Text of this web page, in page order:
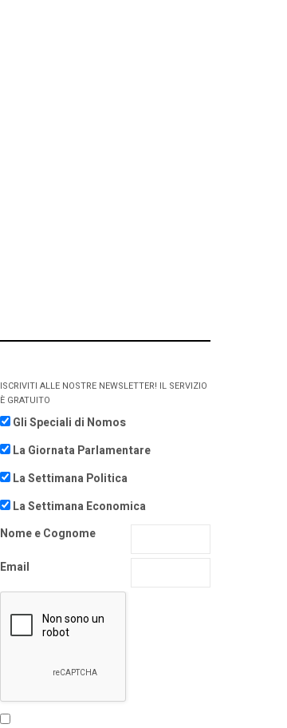
ISCRIVITI ALLE NOSTRE NEWSLETTER! IL SERVIZIO
È GRATUITO
Gli Speciali di Nomos
La Giornata Parlamentare
La Settimana Politica
La Settimana Economica
Nome e Cognome
Email